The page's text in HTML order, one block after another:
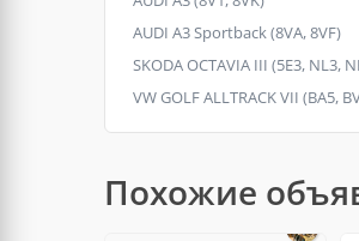
AUDI A3 Sportback (8VA, 8VF)
SKODA OCTAVIA III (5E3, NL3,
VW GOLF ALLTRACK VII (BA5,
Похожие